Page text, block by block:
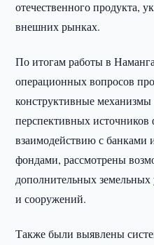
отечественного продукта,
внешних рынках.
По итогам работы в
операционных вопросов
конструктивные
перспективных
взаимодействию с банками
фондами, рассмотрены
дополнительных
и сооружений.
Также были выявлены